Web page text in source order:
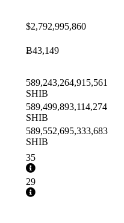
$2,792,995,860
Ƀ43,149
589,243,264,915,561
SHIB
589,499,893,114,274
SHIB
589,552,695,333,683
SHIB
35
Дополнительная
информация
29
Дополнительная